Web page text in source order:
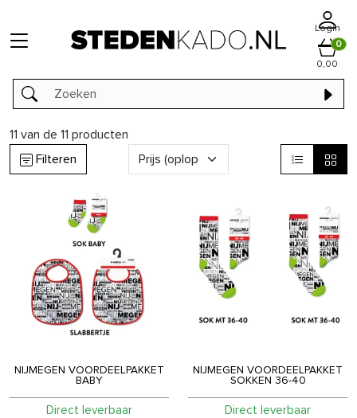
Login
0
0,00
11 van de 11 producten
Filteren
NIJMEGEN VOORDEELPAKKET
BABY
Direct leverbaar
NIJMEGEN VOORDEELPAKKET
SOKKEN 36-40
Direct leverbaar